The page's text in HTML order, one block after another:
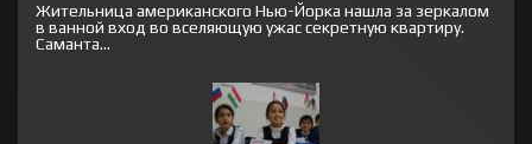
Жительница американского Нью-Йорка нашла за зеркалом
в ванной вход во вселяющую ужас секретную квартиру.
Саманта...